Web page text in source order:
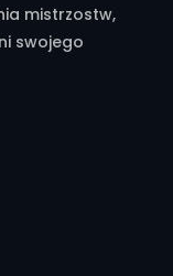
mistrzostw,
swojego